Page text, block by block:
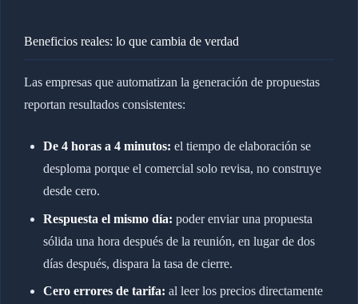
Beneficios reales: lo que cambia de verdad
Las empresas que automatizan la generación de propuestas
reportan resultados consistentes:
De 4 horas a 4 minutos: el tiempo de elaboración se
desploma porque el comercial solo revisa, no construye
desde cero.
Respuesta el mismo día: poder enviar una propuesta
sólida una hora después de la reunión, en lugar de dos
días después, dispara la tasa de cierre.
Cero errores de tarifa: al leer los precios directamente